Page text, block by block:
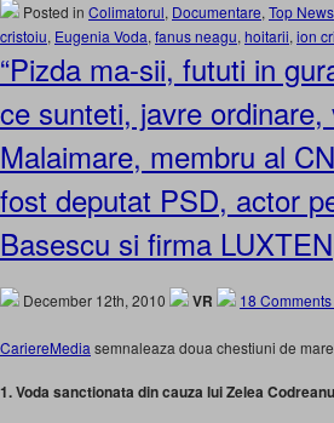
Posted in Colimatorul, Documentare, Top News
cristoiu, Eugenia Voda, fanus neagu, hoitarii, ion
“Pizda ma-sii, fututi in
ce sunteti, javre
Malaimare, membru al
fost deputat PSD, actor
Basescu si firma LUXTEN
December 12th, 2010 VR 18 Comments
CariereMedia semnaleaza doua chestiuni de
1. Voda sanctionata din cauza lui Zelea